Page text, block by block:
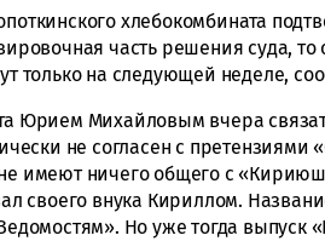
хлебокомбината
часть решения суда, то
только на следующей неделе,
Юрием Михайловым вчера
не согласен с претензиями
имеют ничего общего с
своего внука Кириллом.
Но уже тогда выпуск